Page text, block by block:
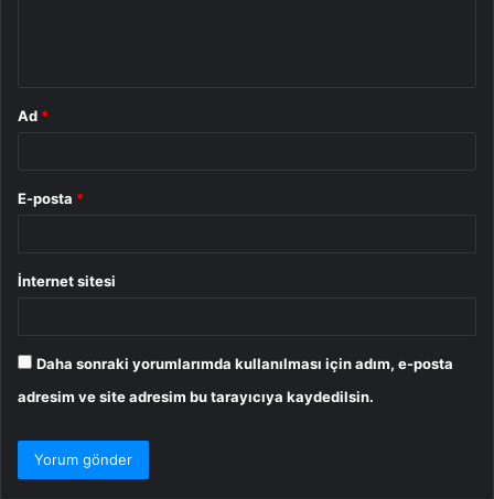
Ad *
E-posta *
İnternet sitesi
Daha sonraki yorumlarımda kullanılması için adım, e-posta
adresim ve site adresim bu tarayıcıya kaydedilsin.